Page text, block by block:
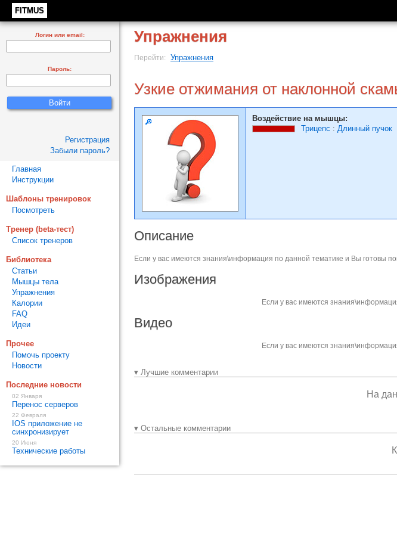
FITMUS
Упражнения
Перейти: Упражнения
Узкие отжимания от наклонной
Воздействие на мышцы:
Трицепс : Длинный пучок
Описание
Если у вас имеются знания\информация по данной тематике и Вы готовы
Изображения
Если у вас имеются
Видео
Если у вас имеются
▾ Лучшие комментарии
На
▾ Остальные комментарии
Логин или email:
Пароль:
Регистрация
Забыли пароль?
Главная
Инструкции
Шаблоны тренировок
Посмотреть
Тренер (beta-тест)
Список тренеров
Библиотека
Статьи
Мышцы тела
Упражнения
Калории
FAQ
Идеи
Прочее
Помочь проекту
Новости
Последние новости
02 Января
Перенос серверов
22 Февраля
IOS приложение не
синхронизирует
20 Июня
Технические работы